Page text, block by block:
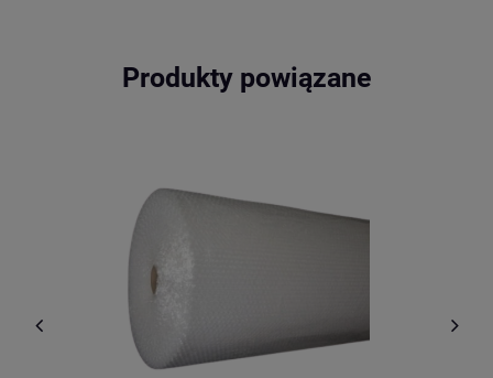
Produkty powiązane